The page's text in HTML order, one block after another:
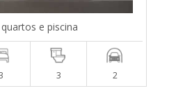
e piscina
3 2